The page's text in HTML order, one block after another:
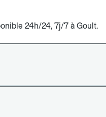
24h/24, 7j/7 à Goult.